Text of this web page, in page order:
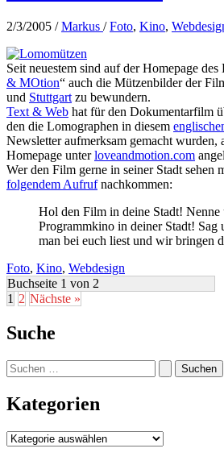
2/3/2005 /Markus /Foto, Kino,
Seit neuestem sind auf der Homepage
& MOtion“ auch die Mützenbilder der
und Stuttgart zu bewundern.
Text & Web hat für den Dokumentarfilm
den die Lomographen in diesem
Newsletter aufmerksam gemacht wurden,
Homepage unterloveandmotion.com
Wer den Film gerne in seiner Stadt sehen
folgendem Aufrufnachkommen:
Hol den Film in deine Stadt! Nenne
Programmkino in deiner Stadt! Sag
man bei euch liest und wir bringen
Foto, Kino, Webdesign
Buchseite 1 von 2
1 2 Nächste »
Suche
Suchen
nach:
Kategorien
Kategorien